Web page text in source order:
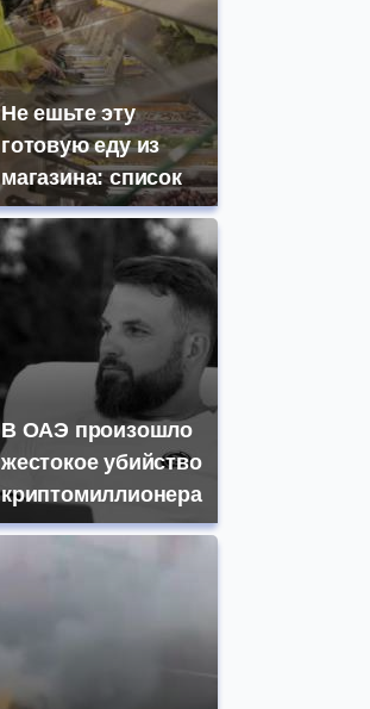
Не ешьте эту
готовую еду из
магазина: список
В ОАЭ произошло
жестокое убийство
криптомиллионера